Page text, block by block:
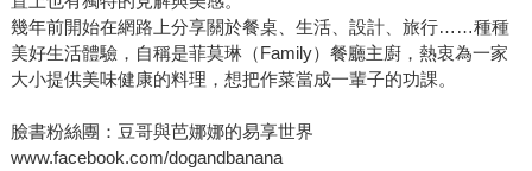
幾年前開始在網路上分享關於餐桌、生活、設計、旅行……種種
美好生活體驗，自稱是菲莫琳（Family）餐廳主廚，熱衷為一家
大小提供美味健康的料理，想把作菜當成一輩子的功課。
臉書粉絲團：豆哥與芭娜娜的易享世界
www.facebook.com/dogandbanana